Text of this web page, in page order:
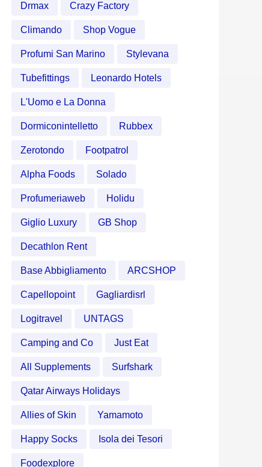
Drmax Crazy Factory
Climando Shop Vogue
Profumi San Marino Stylevana
Tubefittings Leonardo Hotels
L'Uomo e La Donna
Dormiconintelletto Rubbex
Zerotondo Footpatrol
Alpha Foods Solado
Profumeriaweb Holidu
Giglio Luxury GB Shop
Decathlon Rent
Base Abbigliamento ARCSHOP
Capellopoint Gagliardisrl
Logitravel UNTAGS
Camping and Co Just Eat
All Supplements Surfshark
Qatar Airways Holidays
Allies of Skin Yamamoto
Happy Socks Isola dei Tesori
Foodexplore